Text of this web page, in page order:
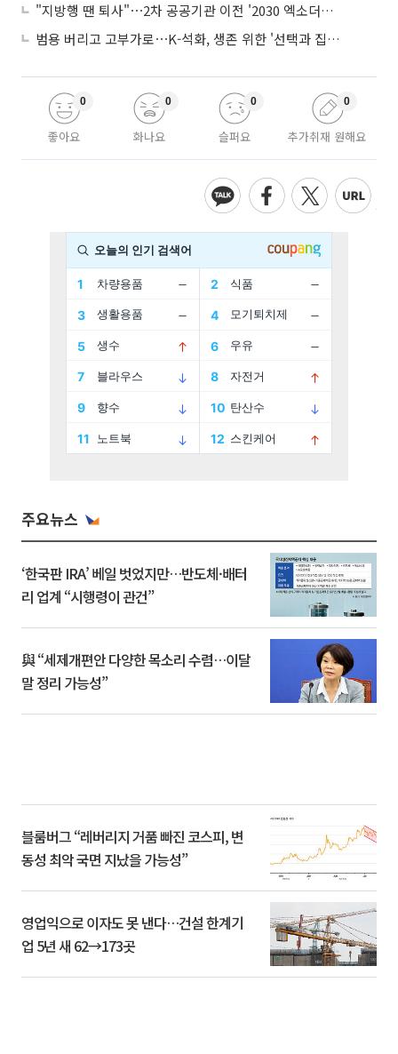
"지방행 땐 퇴사"⋯2차 공공기관 이전 '2030 엑소더스' 뇌관
범용 버리고 고부가로⋯K-석화, 생존 위한 '선택과 집중'
좋아요
0
화나요
0
슬퍼요
0
추가취재 원해요
0
주요뉴스
‘한국판 IRA’ 베일 벗었지만…반도체·배터
리 업계 “시행령이 관건”
與 “세제개편안 다양한 목소리 수렴…이달
말 정리 가능성”
블룸버그 “레버리지 거품 빠진 코스피, 변
동성 최악 국면 지났을 가능성”
영업익으로 이자도 못 낸다…건설 한계기
업 5년 새 62→173곳